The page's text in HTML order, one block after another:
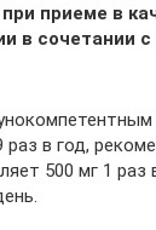
приеме в
в сочетании
в год,
500 мг 1 раз